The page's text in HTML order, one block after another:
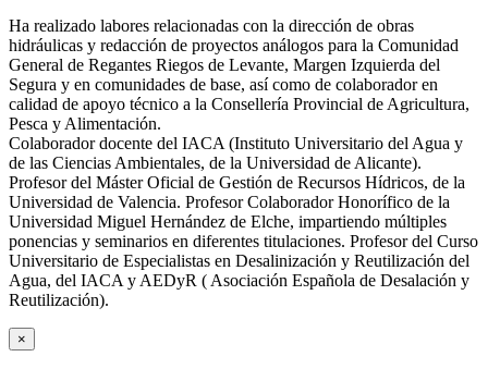
Ha realizado labores relacionadas con la dirección de obras
hidráulicas y redacción de proyectos análogos para la Comunidad
General de Regantes Riegos de Levante, Margen Izquierda del
Segura y en comunidades de base, así como de colaborador en
calidad de apoyo técnico a la Consellería Provincial de Agricultura,
Pesca y Alimentación.
Colaborador docente del IACA (Instituto Universitario del Agua y
de las Ciencias Ambientales, de la Universidad de Alicante).
Profesor del Máster Oficial de Gestión de Recursos Hídricos, de la
Universidad de Valencia. Profesor Colaborador Honorífico de la
Universidad Miguel Hernández de Elche, impartiendo múltiples
ponencias y seminarios en diferentes titulaciones. Profesor del Curso
Universitario de Especialistas en Desalinización y Reutilización del
Agua, del IACA y AEDyR ( Asociación Española de Desalación y
Reutilización).
×